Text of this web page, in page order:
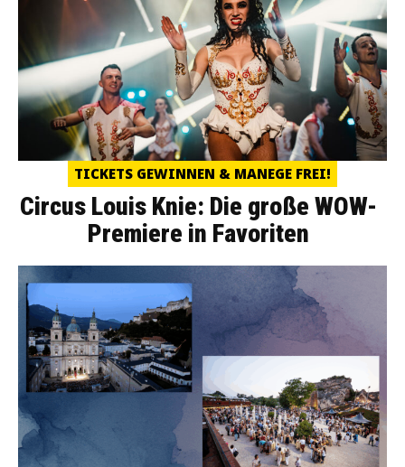
TICKETS GEWINNEN & MANEGE FREI!
Circus Louis Knie: Die große WOW-
Premiere in Favoriten